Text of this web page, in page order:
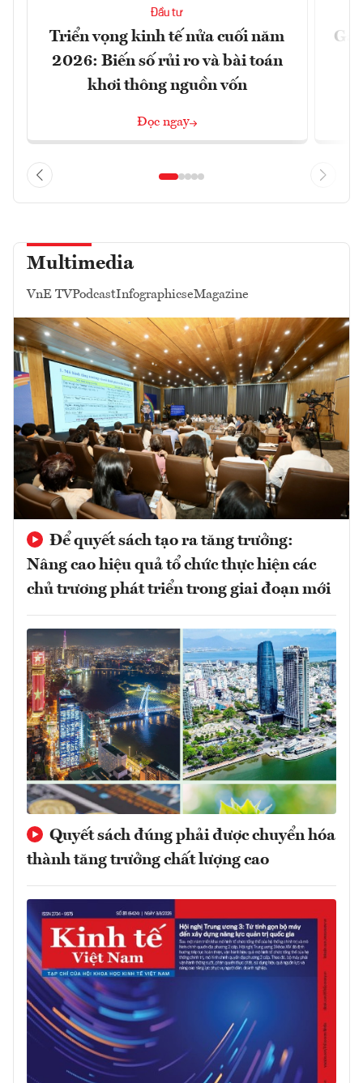
Đầu tư
Triển vọng kinh tế nửa cuối năm
2026: Biến số rủi ro và bài toán
khơi thông nguồn vốn
Đọc ngay
Multimedia
VnE TVPodcastInfographicseMagazine
Để quyết sách tạo ra tăng trưởng:
Nâng cao hiệu quả tổ chức thực hiện các
chủ trương phát triển trong giai đoạn mới
Quyết sách đúng phải được chuyển hóa
thành tăng trưởng chất lượng cao